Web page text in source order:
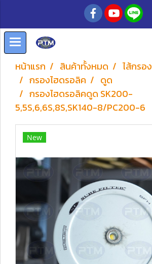
หน้าแรก สินค้าทั้งหมด
ไส้กรอง
กรองไฮดรอลิค
ดูด
กรองไฮดรอลิคดูด SK200-
5,5S,6,6S,8S,SK140-8/PC200-6
New